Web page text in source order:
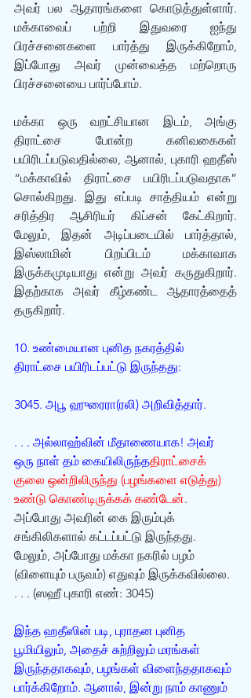
அவர் பல ஆதாரங்களை கொடுத்துள்ளார்.
மக்காவைப் பற்றி இதுவரை ஐந்து
பிரச்சனைகளை பார்த்து இருக்கிறோம்,
இப்போது அவர் முன்வைத்த மற்றொரு
பிரச்சனையை பார்ப்போம்.
மக்கா ஒரு வறட்சியான இடம், அங்கு
திராட்சை போன்ற கனிவகைகள்
பயிரிடப்படுவதில்லை, ஆனால், புகாரி ஹதீஸ்
“மக்காவில் திராட்சை பயிரிடப்படுவதாக”
சொல்கிறது. இது எப்படி சாத்தியம் என்று
சரித்திர ஆசிரியர் கிப்சன் கேட்கிறார்.
மேலும், இதன் அடிப்படையில் பார்த்தால்,
இஸ்லாமின் பிறப்பிடம் மக்காவாக
இருக்கமுடியாது என்று அவர் கருதுகிறார்.
இதற்காக அவர் கீழ்கண்ட ஆதாரத்தைத்
தருகிறார்.
10. உண்மையான புனித நகரத்தில்
திராட்சை பயிரிடப்பட்டு இருந்தது:
3045. அபூ ஹுரைரா(ரலி) அறிவித்தார்.
. . . அல்லாஹ்வின் மீதாணையாக! அவர்
ஒரு நாள் தம் கையிலிருந்ததிராட்சைக்
குலை ஒன்றிலிருந்து (பழங்களை எடுத்து)
உண்டு கொண்டிருக்கக் கண்டேன்.
அப்போது அவரின் கை இரும்புக்
சங்கிலிகளால் கட்டப்பட்டு இருந்தது.
மேலும், அப்போது மக்கா நகரில் பழம்
(விளையும் பருவம்) எதுவும் இருக்கவில்லை.
. . . (ஸஹீ புகாரி எண்: 3045)
இந்த ஹதீஸின் படி, புராதன புனித
பூமியிலும், அதைச் சுற்றிலும் மரங்கள்
இருந்ததாகவும், பழங்கள் விளைந்ததாகவும்
பார்க்கிறோம். ஆனால், இன்று நாம் காணும்